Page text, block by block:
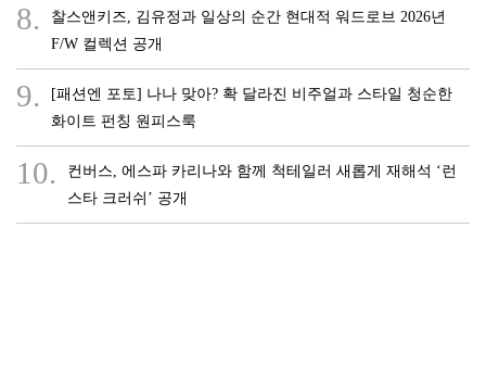
8.
찰스앤키즈, 김유정과 일상의 순간 현대적 워드로브 2026년
F/W 컬렉션 공개
9.
[패션엔 포토] 나나 맞아? 확 달라진 비주얼과 스타일 청순한
화이트 펀칭 원피스룩
10.
컨버스, 에스파 카리나와 함께 척테일러 새롭게 재해석 ‘런
스타 크러쉬’ 공개